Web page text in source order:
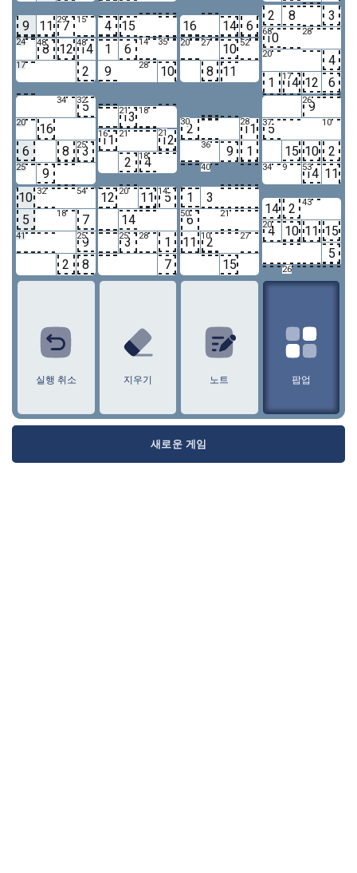
9 11 297 15
24 488 12 48
14
17 2
4 15
14 35
1
6
9
28 10
16 14 6
20 27 10 52
8 11
2 8 3
68
10 28
20
4
1
17
14 12 6
34 325
20
16
6
8 253
25 9
21
13 18
21
16
11 21
12
2
18
4
30 28
2 11
36 9 1
40
269
375 10
15 10 2
34 9 53
14 11
10
32 54
5 18 7
41 259
2
8
12 20 11 145
14
253 28
1
7
1 3
506 21
11 10
2 27
15
14 2 43
204 10 11 15
5
26
9
10 12 13 14 15 16
실행 취소 지우기 노트 팝업
새로운 게임